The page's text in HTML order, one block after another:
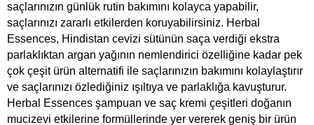
saçlarınızın günlük rutin bakımını kolayca yapabilir,
saçlarınızı zararlı etkilerden koruyabilirsiniz. Herbal
Essences, Hindistan cevizi sütünün saça verdiği ekstra
parlaklıktan argan yağının nemlendirici özelliğine kadar pek
çok çeşit ürün alternatifi ile saçlarınızın bakımını kolaylaştırır
ve saçlarınızı özlediğiniz ışıltıya ve parlaklığa kavuşturur.
Herbal Essences şampuan ve saç kremi çeşitleri doğanın
mucizevi etkilerine formüllerinde yer vererek geniş bir ürün